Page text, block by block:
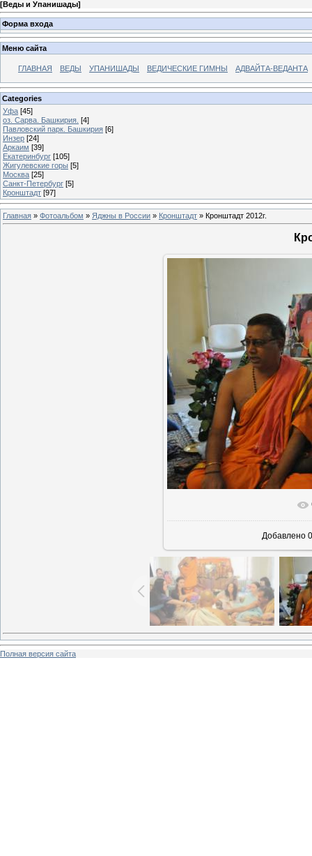
[Веды и Упанишады]
Форма входа
Меню сайта
ГЛАВНАЯ ВЕДЫ УПАНИШАДЫ ВЕДИЧЕСКИЕ ГИМНЫ АДВАЙТА-ВЕДАНТА
Categories
Уфа [45]
оз. Сарва. Башкирия. [4]
Павловский парк. Башкирия [6]
Инзер [24]
Аркаим [39]
Екатеринбург [105]
Жигулевские горы [5]
Москва [25]
Санкт-Петербург [5]
Кронштадт [97]
Главная » Фотоальбом » Яджны в России » Кронштадт » Кронштадт 2012г.
В
Добавлено
Полная версия сайта